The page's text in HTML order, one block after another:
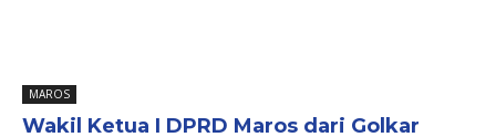
MAROS
Wakil Ketua I DPRD Maros dari Golkar